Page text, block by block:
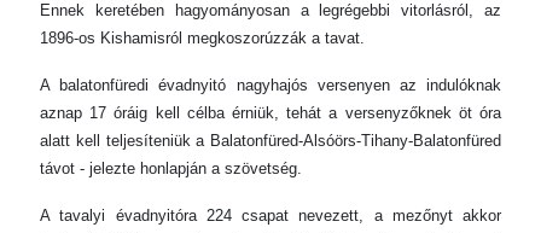
Ennek keretében hagyományosan a legrégebbi vitorlásról, az
1896-os Kishamisról megkoszorúzzák a tavat.
A balatonfüredi évadnyitó nagyhajós versenyen az indulóknak
aznap 17 óráig kell célba érniük, tehát a versenyzőknek öt óra
alatt kell teljesíteniük a Balatonfüred-Alsóörs-Tihany-Balatonfüred
távot - jelezte honlapján a szövetség.
A tavalyi évadnyitóra 224 csapat nevezett, a mezőnyt akkor